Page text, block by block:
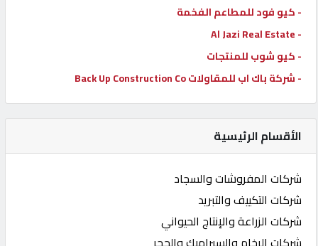
- كيو فود للمطاعم الفخمة
- Al Jazi Real Estate
- كيو شوب للمنتجات
- شركة باك اب للمقاولات Back Up Construction Co
الأقسام الرئيسية
شركات المفروشات والسجاد
شركات التكييف والتبريد
شركات الزراعة والإنتاج الحيواني